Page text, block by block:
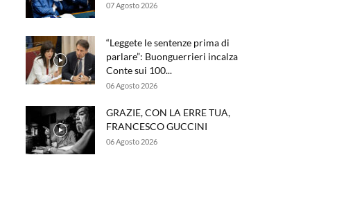
07 Agosto 2026
“Leggete le sentenze prima di
parlare”: Buonguerrieri incalza
Conte sui 100...
06 Agosto 2026
GRAZIE, CON LA ERRE TUA,
FRANCESCO GUCCINI
06 Agosto 2026